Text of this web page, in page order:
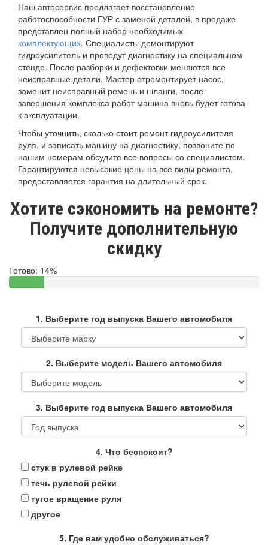
Наш автосервис предлагает восстановление
работоспособности ГУР с заменой деталей, в продаже
представлен полный набор необходимых
комплектующих. Специалисты демонтируют
гидроусилитель и проведут диагностику на специальном
стенде. После разборки и дефектовки меняются все
неисправные детали. Мастер отремонтирует насос,
заменит неисправный ремень и шланги, после
завершения комплекса работ машина вновь будет готова
к эксплуатации.
Чтобы уточнить, сколько стоит ремонт гидроусилителя
руля, и записать машину на диагностику, позвоните по
нашим номерам обсудите все вопросы со специалистом.
Гарантируются невысокие цены на все виды ремонта,
предоставляется гарантия на длительный срок.
Хотите сэкономить на ремонте?
Получите дополнительную
скидку
Готово: 14%
1. Выберите год выпуска Вашего автомобиля
2. Выберите модель Вашего автомобиля
3. Выберите год выпуска Вашего автомобиля
4. Что беспокоит?
стук в рулевой рейке
течь рулевой рейки
тугое вращение руля
другое
5. Где вам удобно обслуживаться?